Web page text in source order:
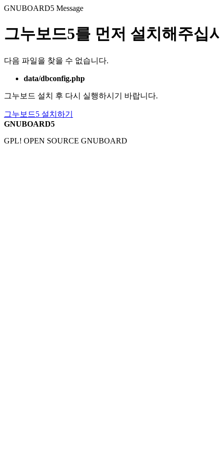
GNUBOARD5 Message
그누보드5를 먼저 설치해주십
다음 파일을 찾을 수 없습니다.
data/dbconfig.php
그누보드 설치 후 다시 실행하시기 바랍니다.
그누보드5 설치하기
GNUBOARD5
GPL! OPEN SOURCE GNUBOARD